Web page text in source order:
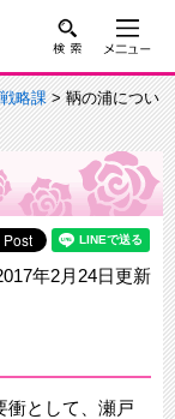
略課> 鞆の浦につい
年2月24日更新
として、瀬戸